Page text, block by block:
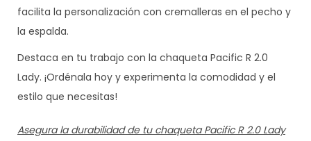
facilita la personalización con cremalleras en el pecho y
la espalda.
Destaca en tu trabajo con la chaqueta Pacific R 2.0
Lady. ¡Ordénala hoy y experimenta la comodidad y el
estilo que necesitas!
Asegura la durabilidad de tu chaqueta Pacific R 2.0 Lady